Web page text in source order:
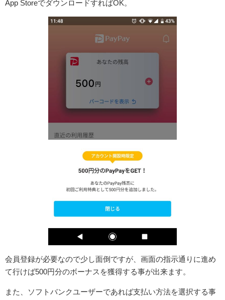
App StoreでダウンロードすればOK。
会員登録が必要なので少し面倒ですが、画面の指示通りに進め
て行けば500円分のボーナスを獲得する事が出来ます。
また、ソフトバンクユーザーであれば支払い方法を選択する事